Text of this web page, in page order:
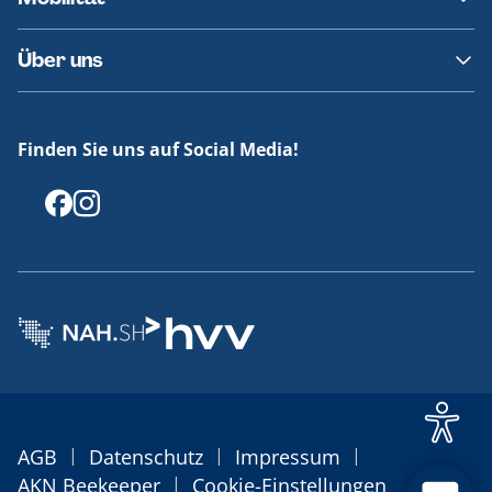
Fundsachen
Häufige Fragen
Barrierefreies Reisen
Erklärung Barrierefreiheit
Über uns
Offenlegungen
Finden Sie uns auf Social Media!
AGB | Datenschutz | Impressum |
AKN Beekeeper | Cookie-Einstellungen